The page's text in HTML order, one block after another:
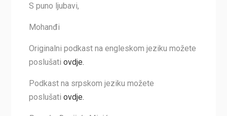
S puno ljubavi,
Mohanđi
Originalni podkast na engleskom jeziku možete
poslušati ovdje.
Podkast na srpskom jeziku možete
poslušati ovdje.